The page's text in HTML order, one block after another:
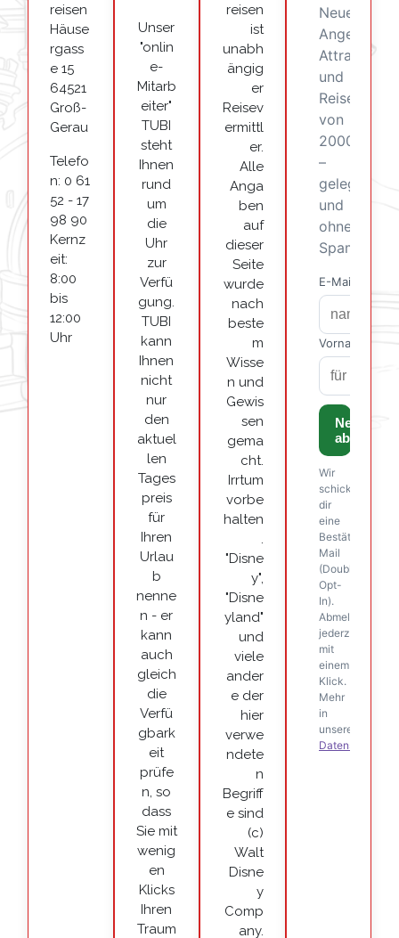
reisen
Häuse
rgass
e 15
64521
Groß-
Gerau
Telefo
n: 0 61
52 - 17
98 90
Kernz
eit:
8:00
bis
12:00
Uhr
Unser
"onlin
e-
Mitarb
eiter"
TUBI
steht
Ihnen
rund
um
die
Uhr
zur
Verfü
gung.
TUBI
kann
Ihnen
nicht
nur
den
aktuel
len
Tages
preis
für
Ihren
Urlau
b
nenne
n - er
kann
auch
gleich
die
Verfü
gbark
eit
prüfe
n, so
dass
Sie mit
wenig
en
Klicks
Ihren
Traum
reisen
ist
unabh
ängig
er
Reisev
ermittl
er.
Alle
Anga
ben
auf
dieser
Seite
wurde
nach
beste
m
Wisse
n und
Gewis
sen
gema
cht.
Irrtum
vorbe
halten
.
"Disne
y",
"Disne
yland"
und
viele
ander
e der
hier
verwe
ndete
n
Begriff
e sind
(c)
Walt
Disne
y
Comp
any.